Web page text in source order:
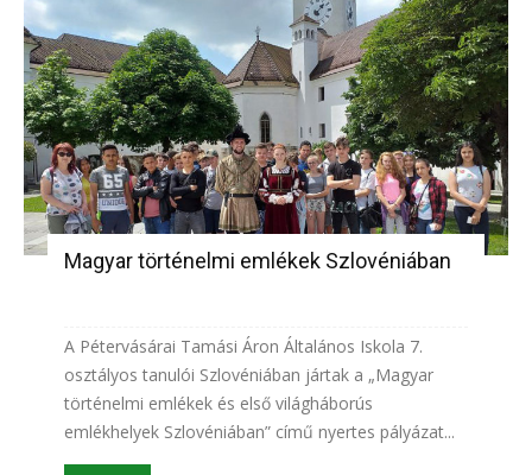
Magyar történelmi emlékek Szlovéniában
A Pétervásárai Tamási Áron Általános Iskola 7.
osztályos tanulói Szlovéniában jártak a „Magyar
történelmi emlékek és első világháborús
emlékhelyek Szlovéniában” című nyertes pályázat...